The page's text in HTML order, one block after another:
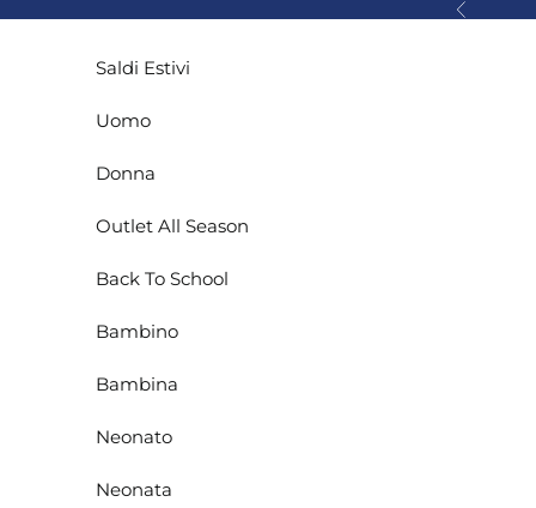
Precedente
Saldi Estivi
Uomo
Donna
Outlet All Season
Back To School
Bambino
Bambina
Neonato
Neonata